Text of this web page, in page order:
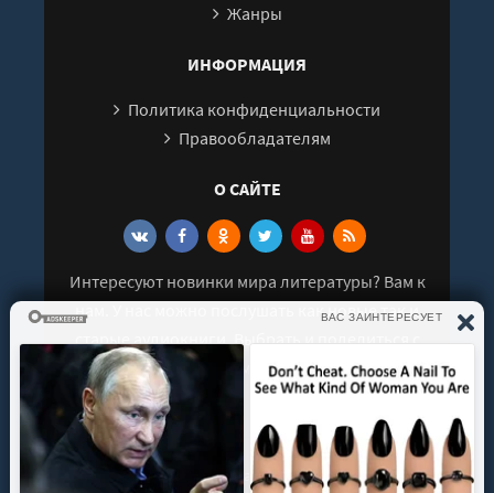
Жанры
ИНФОРМАЦИЯ
Политика конфиденциальности
Правообладателям
О САЙТЕ
Интересуют новинки мира литературы? Вам к
нам. У нас можно послушать как новые так и
старые аудиокниги. Выбрать и поделиться с
друзьями лучшими аудиокнигами!
© 2021 - 2026 kniga-audio.net. Все права